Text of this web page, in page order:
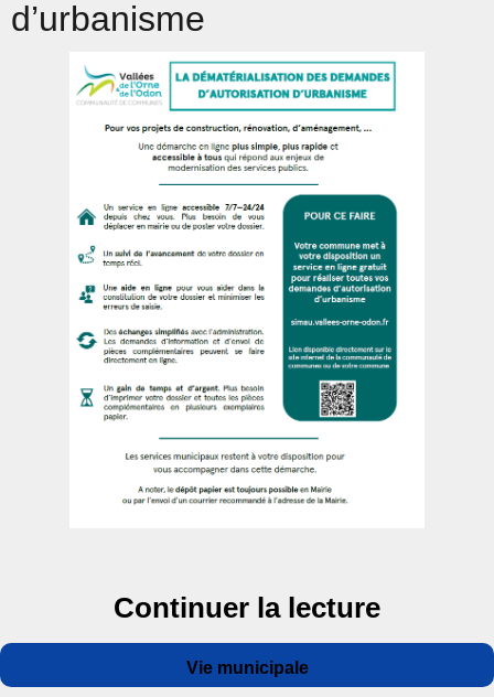
d’urbanisme
Continuer la lecturede «
Auteur
Publié
le
Catégories
Vie municipale